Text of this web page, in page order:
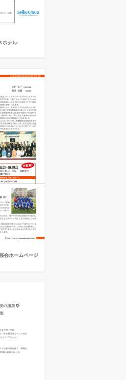
ホテル
会ホームページ